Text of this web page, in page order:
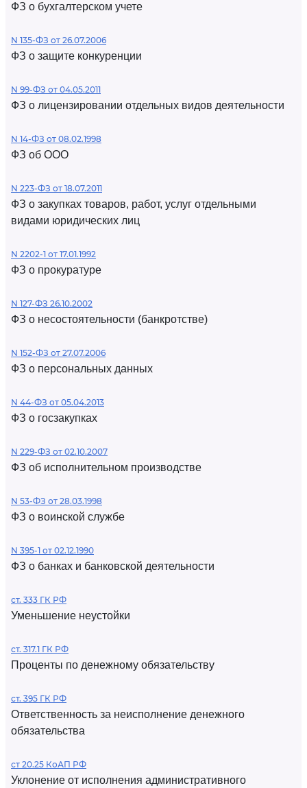
ФЗ о бухгалтерском учете
N 135-ФЗ от 26.07.2006
ФЗ о защите конкуренции
N 99-ФЗ от 04.05.2011
ФЗ о лицензировании отдельных видов деятельности
N 14-ФЗ от 08.02.1998
ФЗ об ООО
N 223-ФЗ от 18.07.2011
ФЗ о закупках товаров, работ, услуг отдельными
видами юридических лиц
N 2202-1 от 17.01.1992
ФЗ о прокуратуре
N 127-ФЗ 26.10.2002
ФЗ о несостоятельности (банкротстве)
N 152-ФЗ от 27.07.2006
ФЗ о персональных данных
N 44-ФЗ от 05.04.2013
ФЗ о госзакупках
N 229-ФЗ от 02.10.2007
ФЗ об исполнительном производстве
N 53-ФЗ от 28.03.1998
ФЗ о воинской службе
N 395-1 от 02.12.1990
ФЗ о банках и банковской деятельности
ст. 333 ГК РФ
Уменьшение неустойки
ст. 317.1 ГК РФ
Проценты по денежному обязательству
ст. 395 ГК РФ
Ответственность за неисполнение денежного
обязательства
ст 20.25 КоАП РФ
Уклонение от исполнения административного